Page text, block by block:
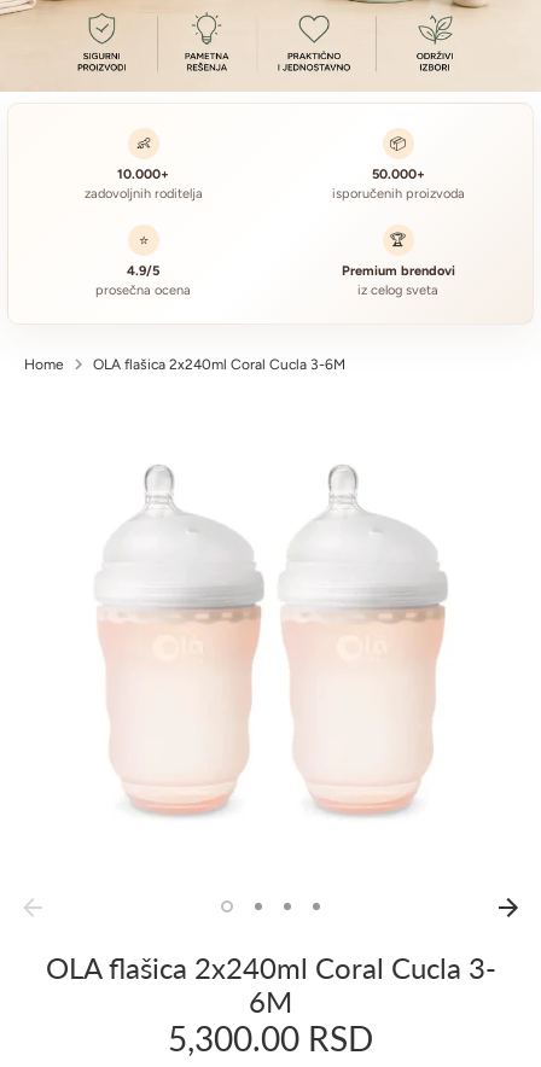
👶
10.000+
zadovoljnih roditelja
📦
50.000+
isporučenih proizvoda
⭐
4.9/5
prosečna ocena
🏆
Premium brendovi
iz celog sveta
Home OLA flašica 2x240ml Coral Cucla 3-6M
OLA flašica 2x240ml Coral Cucla 3-
6M
5,300.00 RSD